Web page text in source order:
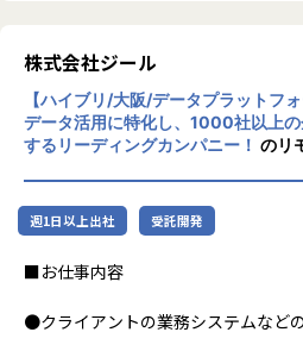
ズに応えるため、私
ナルサービスの大衆
掲げております。高
力、深い経験から得
な分析力をハイクオリ
供することで、企業
ることを私たちは使命
員全員が燃える会社
株式会社ジール
【ハイブリ/大阪/データプラットフ
データ活用に特化し、1000社以上
するリーディングカンパニー！ のリ
週1日以上出社 受託開発
■お仕事内容
●クライアントの業務システムなど